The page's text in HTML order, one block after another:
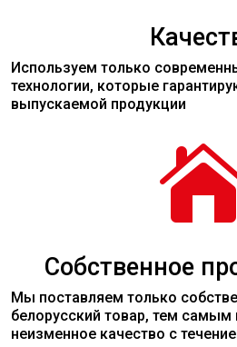
Используем только
технологии, которые
выпускаемой продукции
Собственное
Мы поставляем только
белорусский товар, тем
неизменное качество с